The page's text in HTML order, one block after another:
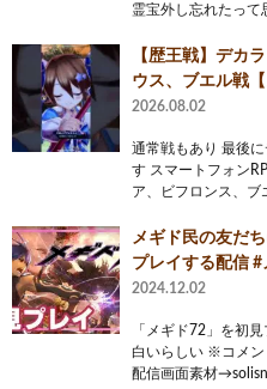
霊宝外し忘れたって
【歴王戦】デカ
ウス、ブエル戦
2026.08.02
通常戦もあり 最後
す スマートフォン
ア、ビフロンス、ブ
メギド民の友だ
プレイする配信 #
2024.12.02
「メギド72」を初
白いらしい ※コメン
配信画面素材